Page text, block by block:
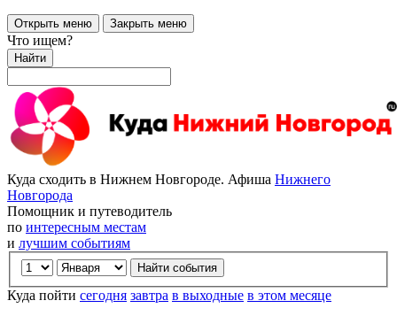
Открыть меню Закрыть меню
Что ищем?
Найти
Куда сходить в Нижнем Новгороде. Афиша Нижнего
Новгорода
Помощник и путеводитель
по интересным местам
и лучшим событиям
Куда пойти сегодня завтра в выходные в этом месяце